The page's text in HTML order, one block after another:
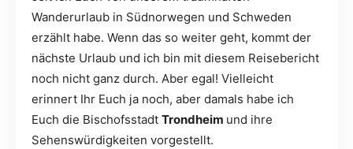
Wanderurlaub in Südnorwegen und Schweden
erzählt habe. Wenn das so weiter geht, kommt der
nächste Urlaub und ich bin mit diesem Reisebericht
noch nicht ganz durch. Aber egal! Vielleicht
erinnert Ihr Euch ja noch, aber damals habe ich
Euch die Bischofsstadt Trondheim und ihre
Sehenswürdigkeiten vorgestellt.